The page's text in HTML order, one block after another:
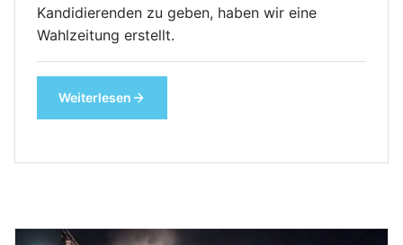
Kandidierenden zu geben, haben wir eine
Wahlzeitung erstellt.
Weiterlesen